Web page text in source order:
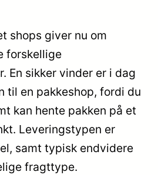
shops giver nu om
forskellige
En sikker vinder er i dag
til en pakkeshop, fordi du
kan hente pakken på et
Leveringstypen er
samt typisk endvidere
fragttype.